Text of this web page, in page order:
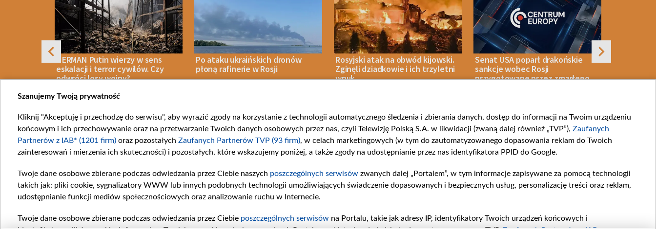
HERMAN Putin wierzy w sens
eskalacji i terror cywilów. Czy
odwróci losy wojny?
08 SIERPNIA 2026 OPINIE
Po ataku ukraińskich dronów
płoną rafinerie w Rosji
08 SIERPNIA 2026 WOJNA
Rosyjski atak na obwód kijowski.
Zginęli dziadkowie i ich trzyletni
wnuk
08 SIERPNIA 2026 WOJNA
Senat USA poparł drakońskie
sankcje wobec Rosji
przygotowane przez zmarłego
07 SIERPNIA 2026 BIZNES 07 SIERPNIA 2026
Item
1
10
Kategorie
Wiadomości
Opinie
Centrum Europy
O nas
Informacje o nadawcy
Serwisy partnerskie
tvpworld.com
Moje zgody
Szanujemy Twoją prywatność
Kliknij "Akceptuję i przechodzę do serwisu", aby wyrazić zgody na korzystanie z technologii automatycznego śledzenia i zbierania danych, dostęp do informacji na Twoim urządzeniu
końcowym i ich przechowywanie oraz na przetwarzanie Twoich danych osobowych przez nas, czyli Telewizję Polską S.A. w likwidacji (zwaną dalej również „TVP”), Zaufanych
Partnerów z IAB* (1201 firm) oraz pozostałych Zaufanych Partnerów TVP (93 firm), w celach marketingowych (w tym do zautomatyzowanego dopasowania reklam do Twoich
zainteresowań i mierzenia ich skuteczności) i pozostałych, które wskazujemy poniżej, a także zgody na udostępnianie przez nas identyfikatora PPID do Google.
Twoje dane osobowe zbierane podczas odwiedzania przez Ciebie naszych poszczególnych serwisów zwanych dalej „Portalem”, w tym informacje zapisywane za pomocą technologii
takich jak: pliki cookie, sygnalizatory WWW lub innych podobnych technologii umożliwiających świadczenie dopasowanych i bezpiecznych usług, personalizację treści oraz reklam,
udostępnianie funkcji mediów społecznościowych oraz analizowanie ruchu w Internecie.
Twoje dane osobowe zbierane podczas odwiedzania przez Ciebie poszczególnych serwisów na Portalu, takie jak adresy IP, identyfikatory Twoich urządzeń końcowych i